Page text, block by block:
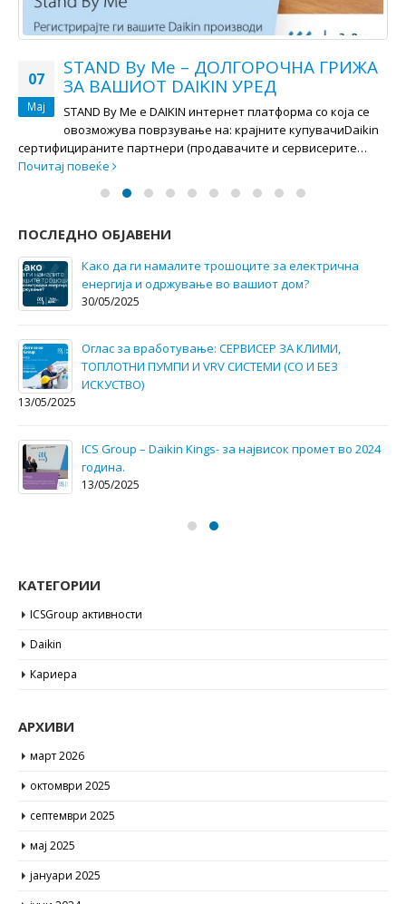
07
Мај
STAND By Me – ДОЛГОРОЧНА ГРИЖА
ЗА ВАШИОТ DAIKIN УРЕД
STAND By Mе e DAIKIN интернет платформа со која се
овозможува поврзување на: крајните купувачиDaikin
сертифицираните партнери (продавачите и сервисерите…
Почитај повеќе
ПОСЛЕДНО ОБЈАВЕНИ
Како да ги намалите трошоците за електрична
енергија и одржување во вашиот дом?
30/05/2025
Оглас за вработување: СЕРВИСЕР ЗА КЛИМИ,
ТОПЛОТНИ ПУМПИ И VRV СИСТЕМИ (СО И БЕЗ
ИСКУСТВО)
13/05/2025
ICS Group – Daikin Kings- за највисок промет во 2024
годинa.
13/05/2025
КАТЕГОРИИ
ICSGroup активности
Daikin
Кариера
АРХИВИ
март 2026
октомври 2025
септември 2025
мај 2025
јануари 2025